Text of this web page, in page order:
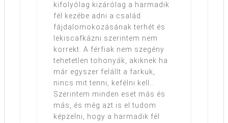
kifolyólag kizárólag a harmadik
fél kezébe adni a család
fájdalomokozásának terhét és
lekiscafkázni szerintem nem
korrekt. A férfiak nem szegény
tehetetlen tohonyák, akiknek ha
már egyszer felállt a farkuk,
nincs mit tenni, kefélni kell…
Szerintem minden eset más és
más, és még azt is el tudom
képzelni, hogy a harmadik fél